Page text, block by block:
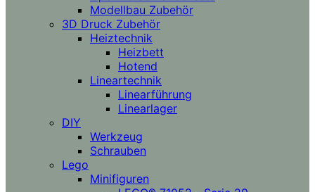
Modellbau Zubehör
3D Druck Zubehör
Heiztechnik
Heizbett
Hotend
Lineartechnik
Linearführung
Linearlager
DIY
Werkzeug
Schrauben
Lego
Minifiguren